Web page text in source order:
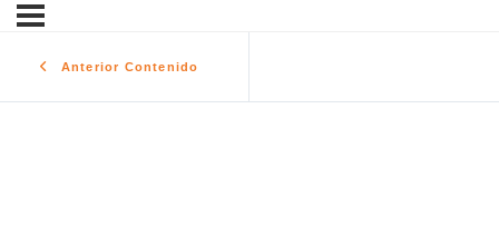
Anterior Contenido